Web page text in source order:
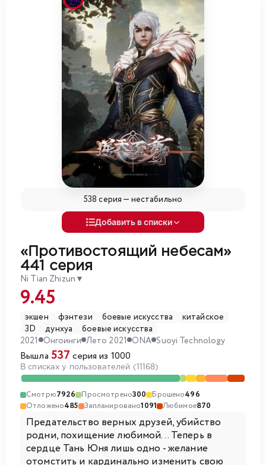
538 серия — нестабильно
Добавить в списки
«Противостоящий небесам»
441 серия
Ni Tian Zhizun ▼
9.45
экшен фэнтези боевые искусства
китайское
3D
дунхуа
боевые искусства
2021 Онгоинги Лето 2021 ONA Suoyi Technology
Вышла 537 серия из 1000
В списках у пользователей (11168)
Смотрю7926 Просмотрено300 Брошено496
Отложено485 Запланировано1091 Любимое870
Предательство верных друзей, убийство
родни, похищение любимой... Теперь в
сердце Тань Юня лишь одно - желание
отомстить и кардинально изменить свою